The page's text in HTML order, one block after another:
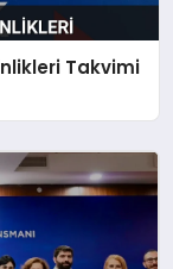
Takvimi